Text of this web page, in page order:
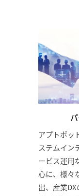
アプトポッ
ステムイン
ービス運用
心に、様々
出、産業